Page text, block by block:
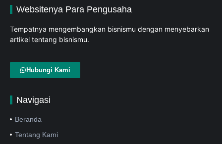
Websitenya Para Pengusaha
Tempatnya mengembangkan bisnismu dengan menyebarkan
artikel tentang bisnismu.
Hubungi Kami
Navigasi
Beranda
Tentang Kami